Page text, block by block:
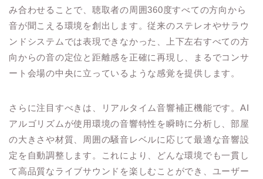
み合わせることで、聴取者の周囲360度すべての方向から
音が聞こえる環境を創出します。従来のステレオやサラウ
ンドシステムでは表現できなかった、上下左右すべての方
向からの音の定位と距離感を正確に再現し、まるでコンサ
ート会場の中央に立っているような感覚を提供します。
さらに注目すべきは、リアルタイム音響補正機能です。AI
アルゴリズムが使用環境の音響特性を瞬時に分析し、部屋
の大きさや材質、周囲の騒音レベルに応じて最適な音響設
定を自動調整します。これにより、どんな環境でも一貫し
て高品質なライブサウンドを楽しむことができ、ユーザー